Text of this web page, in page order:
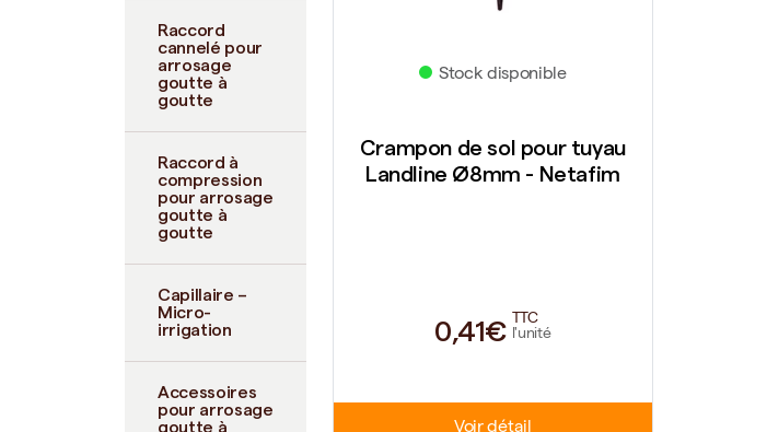
Raccord
cannelé pour
arrosage
goutte à
goutte
Raccord à
compression
pour arrosage
goutte à
goutte
Capillaire –
Micro-
irrigation
Accessoires
pour arrosage
goutte à
Stock disponible
Crampon de sol pour tuyau
Landline Ø8mm - Netafim
0,41€
TTC
l'unité
Voir détail